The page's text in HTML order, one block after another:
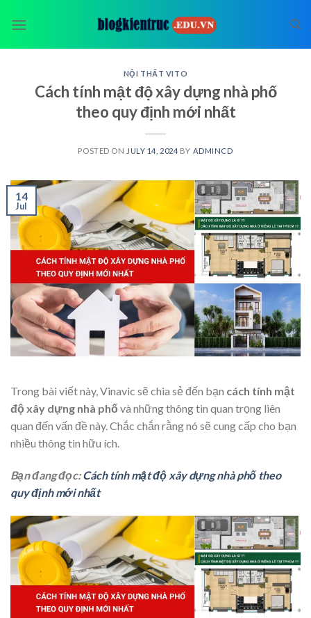
NỘI THẤT VITO
Cách tính mật độ xây dựng nhà phố
theo quy định mới nhất
POSTED ON JULY 14, 2024 BY ADMINCD
14
Jul
Trong bài viết này, Vinavic sẽ chia sẻ đến bạn cách tính mật
độ xây dựng nhà phố và những thông tin quan trọng liên
quan đến vấn đề này. Chắc chắn rằng nó sẽ cung cấp cho bạn
nhiều thông tin hữu ích.
Bạn đang đọc:Cách tính mật độ xây dựng nhà phố theo
quy định mới nhất